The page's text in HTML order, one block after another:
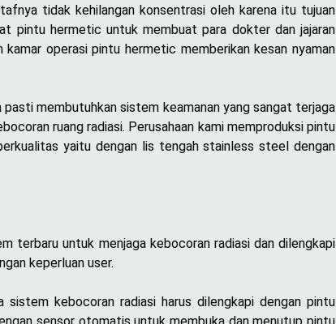
tidak kehilangan konsentrasi oleh karena itu tujuan
pintu hermetic untuk membuat para dokter dan jajaran
operasi pintu hermetic memberikan kesan nyaman
membutuhkan sistem keamanan yang sangat terjaga
ruang radiasi. Perusahaan kami memproduksi pintu
yaitu dengan lis tengah stainless steel dengan
terbaru untuk menjaga kebocoran radiasi dan dilengkapi
keperluan user.
kebocoran radiasi harus dilengkapi dengan pintu